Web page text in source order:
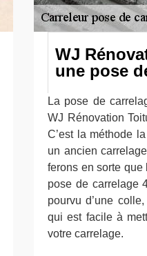
WJ
une pose
La pose de
WJ Rénovation
C’est la méthode
un ancien
ferons en sorte que
pose de carrelage
pourvu d’une
qui est facile à
votre carrelage.